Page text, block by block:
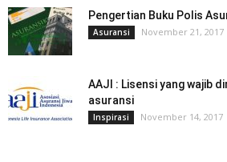
Pengertian Buku Polis
Asuransi November 21, 2017
AAJI : Lisensi yang wajib
asuransi
Inspirasi November 14, 2017